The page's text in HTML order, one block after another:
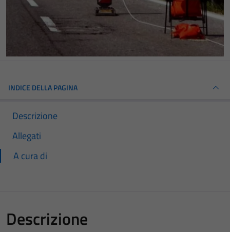
INDICE DELLA PAGINA
Descrizione
Allegati
A cura di
Descrizione